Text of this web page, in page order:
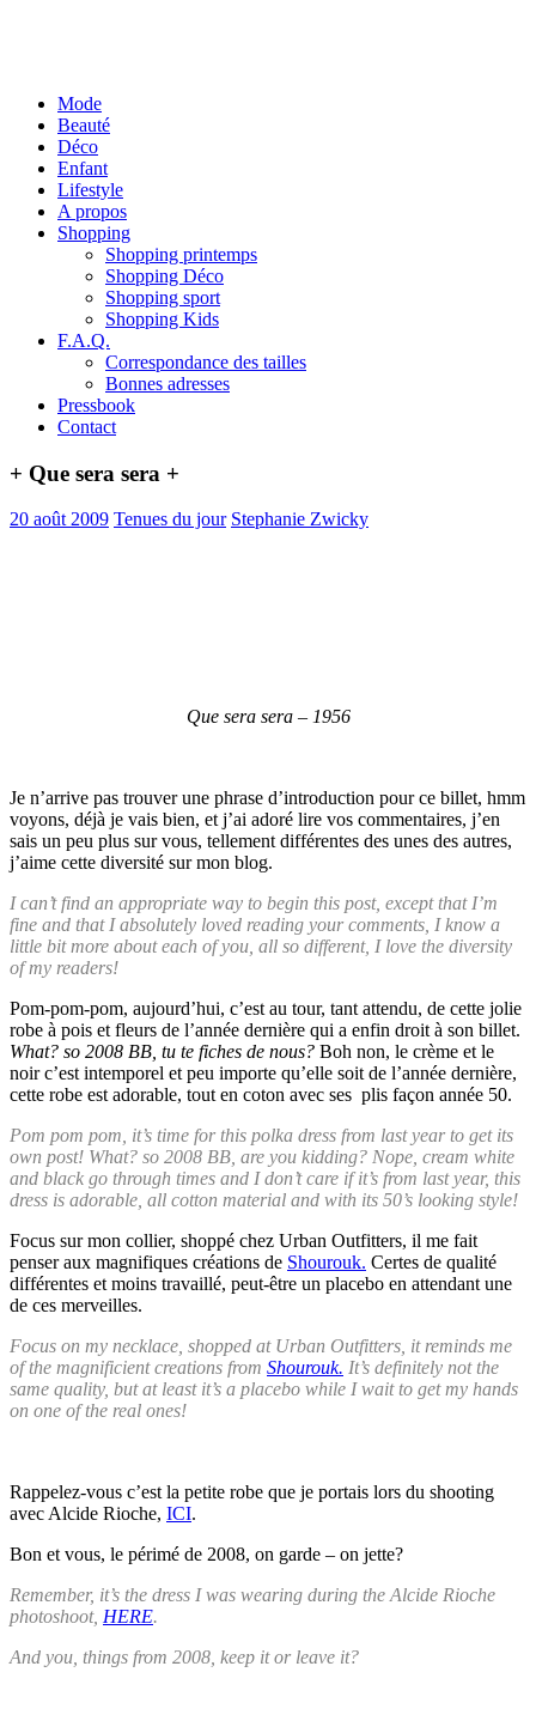
Mode
Beauté
Déco
Enfant
Lifestyle
A propos
Shopping
Shopping printemps
Shopping Déco
Shopping sport
Shopping Kids
F.A.Q.
Correspondance des tailles
Bonnes adresses
Pressbook
Contact
+ Que sera sera +
20 août 2009 Tenues du jour Stephanie Zwicky
Que sera sera – 1956
Je n’arrive pas trouver une phrase d’introduction pour ce billet, hmm
voyons, déjà je vais bien, et j’ai adoré lire vos commentaires, j’en
sais un peu plus sur vous, tellement différentes des unes des autres,
j’aime cette diversité sur mon blog.
I can’t find an appropriate way to begin this post, except that I’m
fine and that I absolutely loved reading your comments, I know a
little bit more about each of you, all so different, I love the diversity
of my readers!
Pom-pom-pom, aujourd’hui, c’est au tour, tant attendu, de cette jolie
robe à pois et fleurs de l’année dernière qui a enfin droit à son billet.
What? so 2008 BB, tu te fiches de nous? Boh non, le crème et le
noir c’est intemporel et peu importe qu’elle soit de l’année dernière,
cette robe est adorable, tout en coton avec ses plis façon année 50.
Pom pom pom, it’s time for this polka dress from last year to get its
own post! What? so 2008 BB, are you kidding? Nope, cream white
and black go through times and I don’t care if it’s from last year, this
dress is adorable, all cotton material and with its 50’s looking style!
Focus sur mon collier, shoppé chez Urban Outfitters, il me fait
penser aux magnifiques créations de Shourouk. Certes de qualité
différentes et moins travaillé, peut-être un placebo en attendant une
de ces merveilles.
Focus on my necklace, shopped at Urban Outfitters, it reminds me
of the magnificient creations from Shourouk. It’s definitely not the
same quality, but at least it’s a placebo while I wait to get my hands
on one of the real ones!
Rappelez-vous c’est la petite robe que je portais lors du shooting
avec Alcide Rioche, ICI.
Bon et vous, le périmé de 2008, on garde – on jette?
Remember, it’s the dress I was wearing during the Alcide Rioche
photoshoot, HERE.
And you, things from 2008, keep it or leave it?